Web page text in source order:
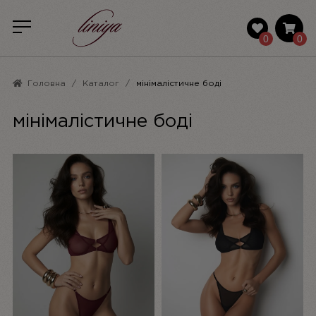
0
0
Головна Каталог мінімалістичне боді
мінімалістичне боді